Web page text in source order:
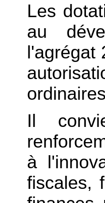
Les
au
l'agrégat
Il
à
fiscales,